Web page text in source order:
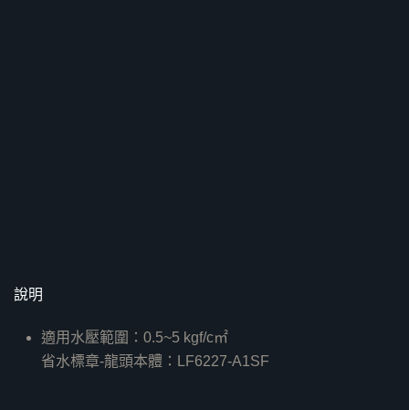
說明
適用水壓範圍：0.5~5 kgf/c㎡
省水標章-龍頭本體：LF6227-A1SF